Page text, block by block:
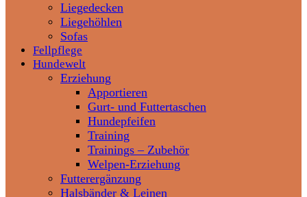
Liegedecken
Liegehöhlen
Sofas
Fellpflege
Hundewelt
Erziehung
Apportieren
Gurt- und Futtertaschen
Hundepfeifen
Training
Trainings – Zubehör
Welpen-Erziehung
Futterergänzung
Halsbänder & Leinen